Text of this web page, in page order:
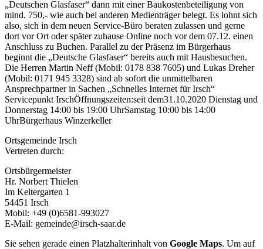
„Deutschen Glasfaser“ dann mit einer Baukostenbeteiligung von
mind. 750,- wie auch bei anderen Medienträger belegt. Es lohnt sich
also, sich in dem neuen Service-Büro beraten zulassen und gerne
dort vor Ort oder später zuhause Online noch vor dem 07.12. einen
Anschluss zu Buchen. Parallel zu der Präsenz im Bürgerhaus
beginnt die „Deutsche Glasfaser“ bereits auch mit Hausbesuchen.
Die Herren Martin Neff (Mobil: 0178 838 7605) und Lukas Dreher
(Mobil: 0171 945 3328) sind ab sofort die unmittelbaren
Ansprechpartner in Sachen „Schnelles Internet für Irsch“
Servicepunkt IrschÖffnungszeiten:seit dem31.10.2020 Dienstag und
Donnerstag 14:00 bis 19:00 UhrSamstag 10:00 bis 14:00
UhrBürgerhaus Winzerkeller
Ortsgemeinde Irsch
Vertreten durch:
Ortsbürgermeister
Hr. Norbert Thielen
Im Keltergarten 1
54451 Irsch
Mobil: +49 (0)6581-993027
E-Mail: gemeinde@irsch-saar.de
Sie sehen gerade einen Platzhalterinhalt von Google Maps. Um auf